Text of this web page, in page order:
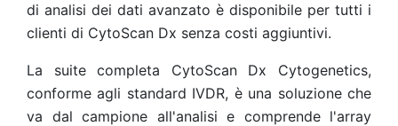
di analisi dei dati avanzato è disponibile per tutti i
clienti di CytoScan Dx senza costi aggiuntivi.
La suite completa CytoScan Dx Cytogenetics,
conforme agli standard IVDR, è una soluzione che
va dal campione all'analisi e comprende l'array